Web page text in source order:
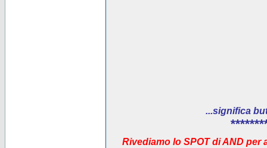
...significa
Rivediamo lo SPOT di AND